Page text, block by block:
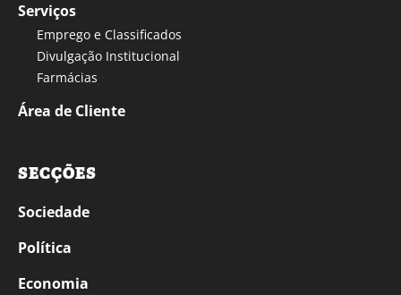
Serviços
Emprego e Classificados
Divulgação Institucional
Farmácias
Área de Cliente
SECÇÕES
Sociedade
Política
Economia